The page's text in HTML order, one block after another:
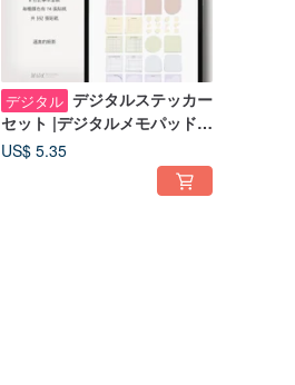
デジタル デジタルステッカー
セット |デジタルメモパッド |
ニュートラルパレット
US$ 5.35